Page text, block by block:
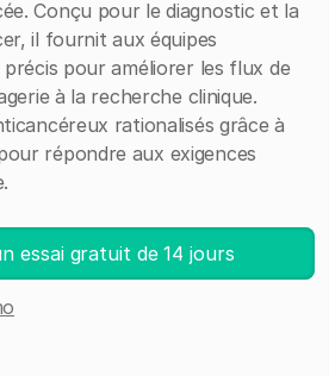
Conçu pour le diagnostic et la
il fournit aux équipes
pour améliorer les flux de
à la recherche clinique.
rationalisés grâce à
répondre aux exigences
essai gratuit de 14 jours